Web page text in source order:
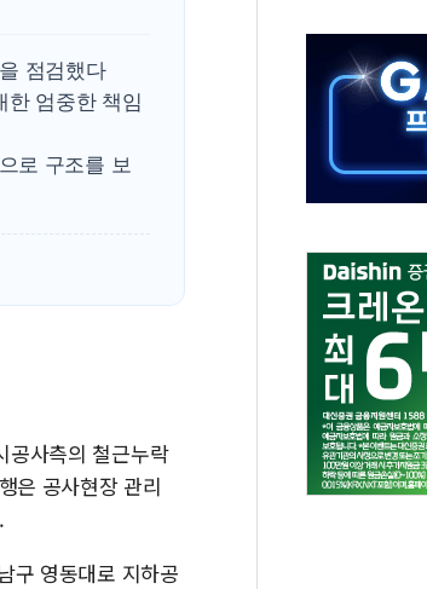
'화합' 꺼낸 김민석에 '뻔뻔' 받아친 정청래…제주 연설서
점검했다
한 엄중한 책임
로 구조를 보
공사측의 철근누락
은 공사현장 관리
구 영동대로 지하공